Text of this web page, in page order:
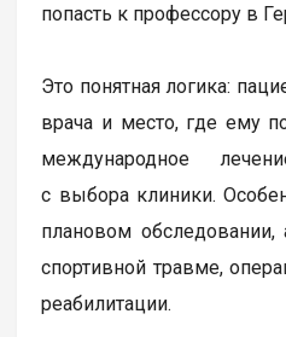
попасть к профессору в
Это понятная логика:
врача и место, где ему
международное
с выбора клиники.
плановом
спортивной травме,
реабилитации.